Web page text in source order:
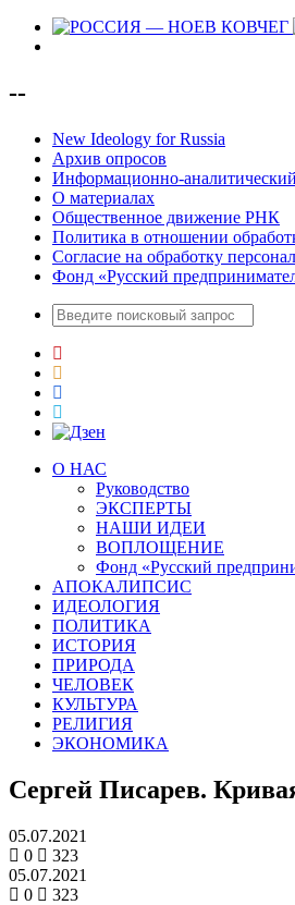
--
New Ideology for Russia
Архив опросов
Информационно-
О материалах
Общественное движение РНК
Политика в отношении
Согласие на обработку
Фонд «Русский
О НАС
Руководство
ЭКСПЕРТЫ
НАШИ ИДЕИ
ВОПЛОЩЕНИЕ
Фонд «Русский
АПОКАЛИПСИС
ИДЕОЛОГИЯ
ПОЛИТИКА
ИСТОРИЯ
ПРИРОДА
ЧЕЛОВЕК
КУЛЬТУРА
РЕЛИГИЯ
ЭКОНОМИКА
Сергей Писарев.
05.07.2021
0
323
05.07.2021
0
323